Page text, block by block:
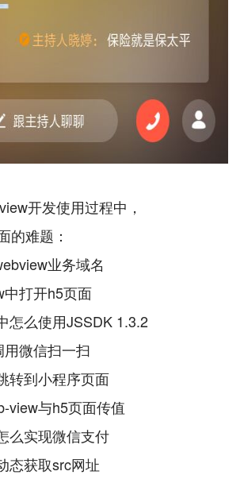
开发使用过程中，
的难题：
业务域名
打开h5页面
怎么使用JSSDK 1.3.2
微信扫一扫
转到小程序页面
view与h5页面传值
么实现微信支付
态获取src网址